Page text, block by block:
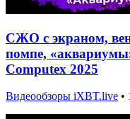
СЖО с экраном,
помпе,
Computex 2025
Видеообзоры iXBT.live •